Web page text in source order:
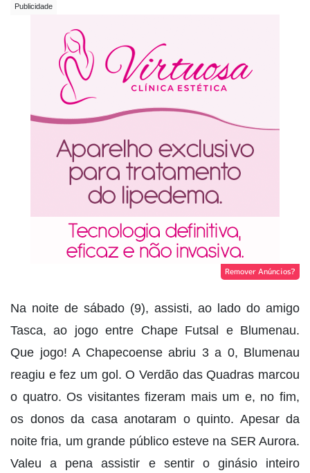
Remover Anúncios?
Na noite de sábado (9), assisti, ao lado do amigo
Tasca, ao jogo entre Chape Futsal e Blumenau.
Que jogo! A Chapecoense abriu 3 a 0, Blumenau
reagiu e fez um gol. O Verdão das Quadras marcou
o quatro. Os visitantes fizeram mais um e, no fim,
os donos da casa anotaram o quinto. Apesar da
noite fria, um grande público esteve na SER Aurora.
Valeu a pena assistir e sentir o ginásio inteiro